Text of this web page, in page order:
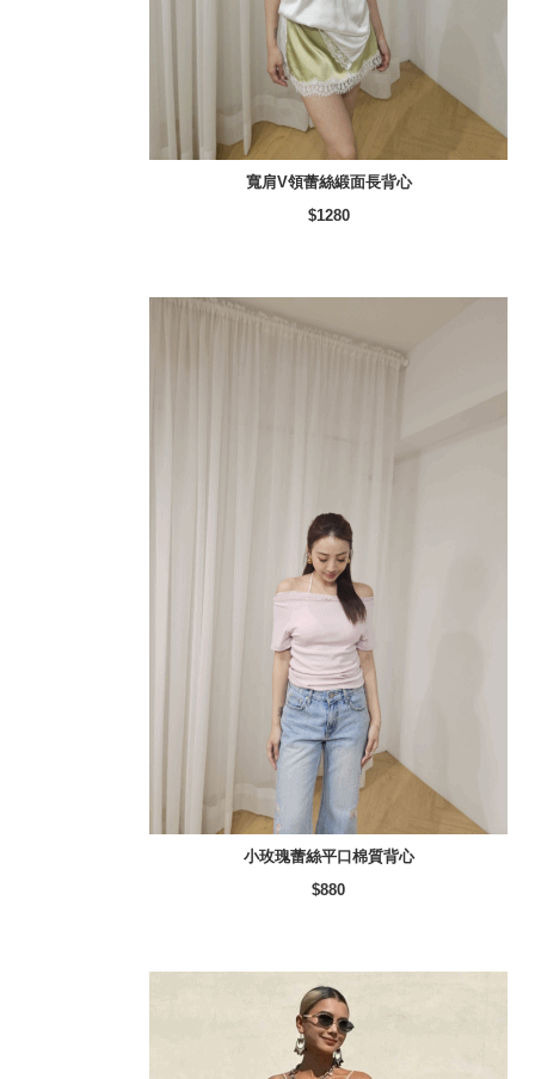
寬肩V領蕾絲緞面長背心
$1280
小玫瑰蕾絲平口棉質背心
$880